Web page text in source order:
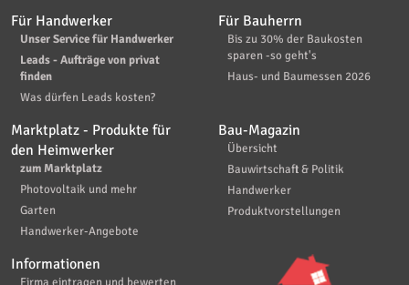
Für Handwerker
Unser Service für Handwerker
Leads - Aufträge von privat
finden
Was dürfen Leads kosten?
Für Bauherrn
Bis zu 30% der Baukosten
sparen -so geht's
Haus- und Baumessen 2026
Marktplatz - Produkte für
den Heimwerker
zum Marktplatz
Photovoltaik und mehr
Garten
Handwerker-Angebote
Bau-Magazin
Übersicht
Bauwirtschaft & Politik
Handwerker
Produktvorstellungen
Informationen